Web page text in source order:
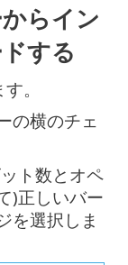
らイン
する
。
の横のチェ
ト数とオペ
)正しいバー
を選択しま